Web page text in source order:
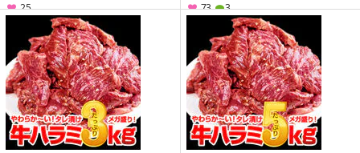
25 73 3